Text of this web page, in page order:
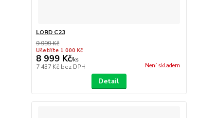
LORD C23
9 999 Kč
Ušetříte 1 000 Kč
8 999 Kč/ks
7 437 Kč bez DPH Není skladem
Detail